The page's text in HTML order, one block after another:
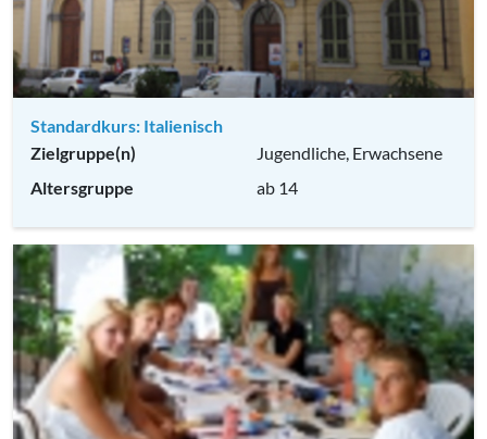
Standardkurs: Italienisch
Zielgruppe(n)
Jugendliche, Erwachsene
Altersgruppe
ab 14